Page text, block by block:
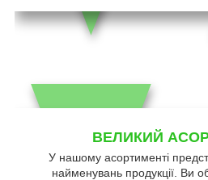
ВЕЛИКИЙ
У нашому асортименті
найменувань продукції. Ви